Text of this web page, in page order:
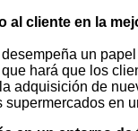
al cliente en la
un
hará que los
adquisición de
en